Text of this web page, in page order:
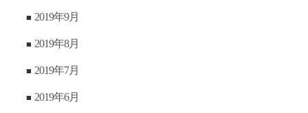
2019年9月
2019年8月
2019年7月
2019年6月